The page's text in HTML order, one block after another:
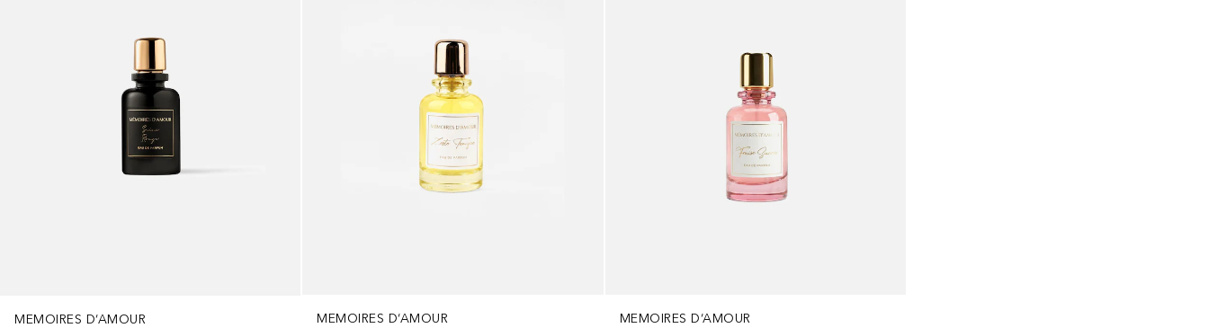
MEMOIRES D‘AMOUR
MEMOIRES D‘AMOUR
MEMOIRES D‘AMOUR